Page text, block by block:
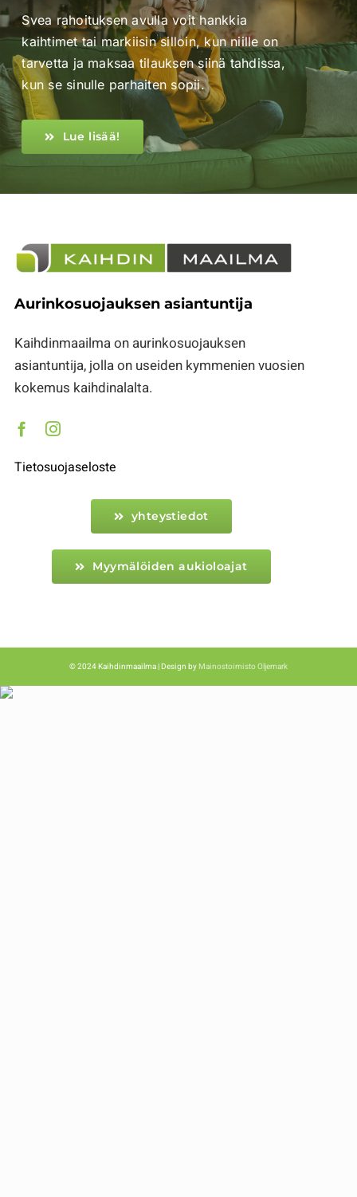
Svea rahoituksen avulla voit hankkia
kaihtimet tai markiisin silloin, kun niille on
tarvetta ja maksaa tilauksen siinä tahdissa,
kun se sinulle parhaiten sopii.
Lue lisää!
Aurinkosuojauksen asiantuntija
Kaihdinmaailma on aurinkosuojauksen
asiantuntija, jolla on useiden kymmenien vuosien
kokemus kaihdinalalta.
Tietosuojaseloste
yhteystiedot
Myymälöiden aukioloajat
© 2024 Kaihdinmaailma | Design by Mainostoimisto Oljemark